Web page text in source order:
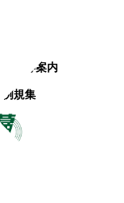
施設等案内
例規集